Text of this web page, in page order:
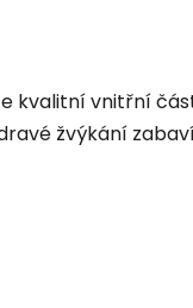
kvalitní vnitřní
žvýkání